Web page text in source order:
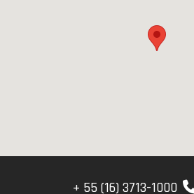
+ 55 (16) 3713-1000